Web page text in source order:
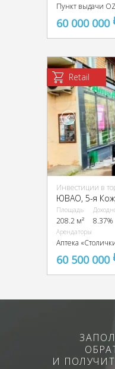
60 000 000
Retail
Инвестиции в
ЮВАО, 5-я
Площадь
208.2 м² 8.37%
Арендаторы
60 500 000
И